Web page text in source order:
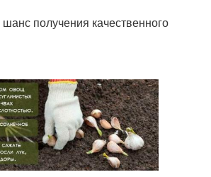
получения качественного